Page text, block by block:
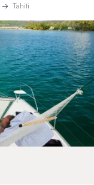
Tahiti